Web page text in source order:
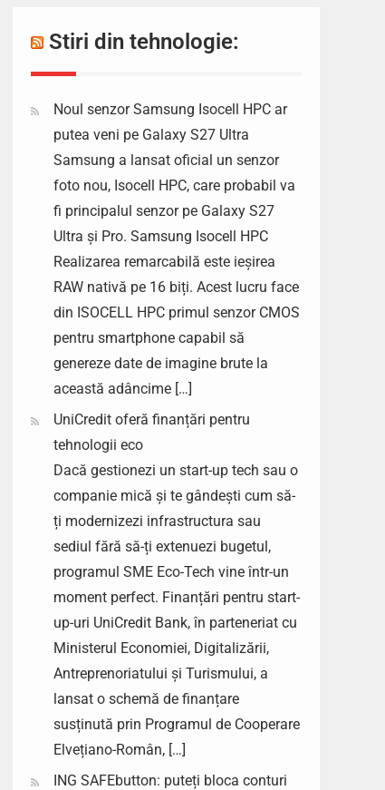
Stiri din tehnologie:
Noul senzor Samsung Isocell HPC ar
putea veni pe Galaxy S27 Ultra
Samsung a lansat oficial un senzor
foto nou, Isocell HPC, care probabil va
fi principalul senzor pe Galaxy S27
Ultra și Pro. Samsung Isocell HPC
Realizarea remarcabilă este ieșirea
RAW nativă pe 16 biți. Acest lucru face
din ISOCELL HPC primul senzor CMOS
pentru smartphone capabil să
genereze date de imagine brute la
această adâncime […]
UniCredit oferă finanțări pentru
tehnologii eco
Dacă gestionezi un start-up tech sau o
companie mică și te gândești cum să-
ți modernizezi infrastructura sau
sediul fără să-ți extenuezi bugetul,
programul SME Eco-Tech vine într-un
moment perfect. Finanțări pentru start-
up-uri UniCredit Bank, în parteneriat cu
Ministerul Economiei, Digitalizării,
Antreprenoriatului și Turismului, a
lansat o schemă de finanțare
susținută prin Programul de Cooperare
Elvețiano-Român, […]
ING SAFEbutton: puteți bloca conturi